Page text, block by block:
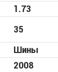
1.73
35
Шины
2008